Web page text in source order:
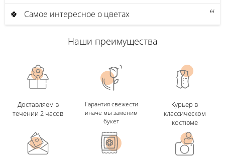
🍀 Самое интересное о цветах
Наши преимущества
Доставляем в
течении 2 часов
Гарантия свежести
иначе мы заменим
букет
Курьер в
классическом
костюме